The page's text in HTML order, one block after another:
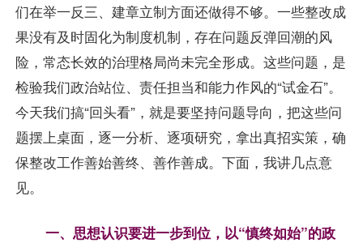
们在举一反三、建章立制方面还做得不够。一些整改成
果没有及时固化为制度机制，存在问题反弹回潮的风
险，常态长效的治理格局尚未完全形成。这些问题，是
检验我们政治站位、责任担当和能力作风的“试金石”。
今天我们搞“回头看”，就是要坚持问题导向，把这些问
题摆上桌面，逐一分析、逐项研究，拿出真招实策，确
保整改工作善始善终、善作善成。下面，我讲几点意
见。
一、思想认识要进一步到位，以“慎终如始”的政